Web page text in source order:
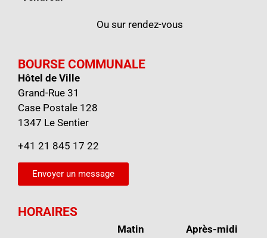
Ou sur rendez-vous
BOURSE COMMUNALE
Hôtel de Ville
Grand-Rue 31
Case Postale 128
1347 Le Sentier
+41 21 845 17 22
Envoyer un message
HORAIRES
Matin
Après-midi